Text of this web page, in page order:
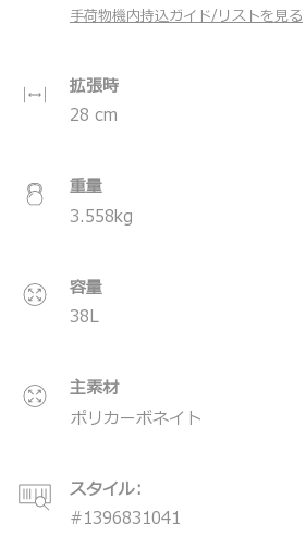
＊航空会社の規定により機内持ち込
＊ハンガーは付属していません。
手荷物機内持込ガイド/リストを見る
拡張時
28 cm
重量
3.558kg
容量
38L
主素材
ポリカーボネイト
スタイル:
#1396831041